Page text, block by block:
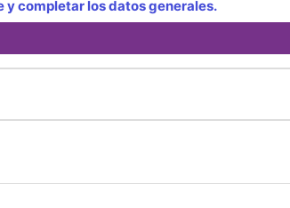
completar los datos generales.